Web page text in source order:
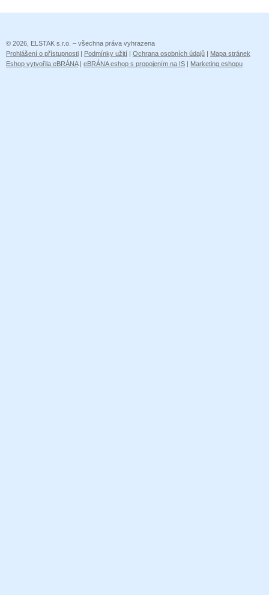
© 2026, ELSTAK s.r.o. – všechna práva vyhrazena
Prohlášení o přístupnosti | Podmínky užití | Ochrana osobních údajů | Mapa stránek
Eshop vytvořila eBRÁNA| eBRÁNA eshop s propojením na IS | Marketing eshopu